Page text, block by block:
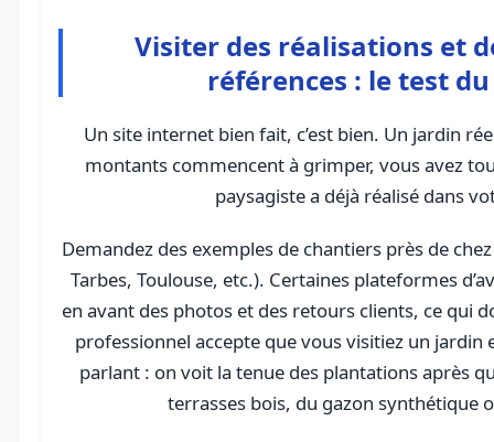
Visiter des réalisations et
références : le test
Un site internet bien fait, c’est bien. Un jardin
montants commencent à grimper, vous avez
paysagiste a déjà réalisé dans
Demandez des exemples de chantiers près de
Tarbes, Toulouse, etc.). Certaines plateformes
en avant des photos et des retours clients, ce qui
professionnel accepte que vous visitiez un jardin
parlant : on voit la tenue des plantations après
terrasses bois, du gazon synthétique